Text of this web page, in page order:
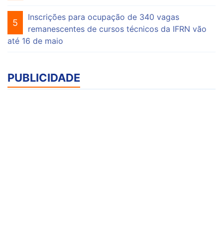
5
Inscrições para ocupação de 340 vagas
remanescentes de cursos técnicos da IFRN vão
até 16 de maio
PUBLICIDADE